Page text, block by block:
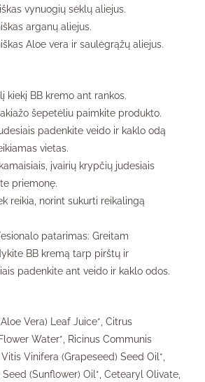
vynuogių sėklų aliejus.
arganų aliejus.
Aloe vera ir saulėgrąžų aliejus.
kiekį BB kremo ant rankos.
šepetėliu paimkite produkto.
padenkite veido ir kaklo odą
vietas.
įvairių krypčių judesiais
priemonę.
reikia, norint sukurti reikalingą
patarimas: Greitam
BB kremą tarp pirštų ir
padenkite ant veido ir kaklo odos.
Vera) Leaf Juice*, Citrus
Water*, Ricinus Communis
Vinifera (Grapeseed) Seed Oil*,
(Sunflower) Oil*, Cetearyl Olivate,